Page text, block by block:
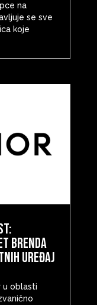
na
se sve
koje
brenda
uređaj
u oblasti